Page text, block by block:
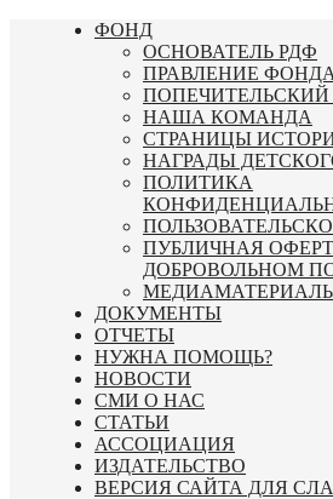
Перейти
ФОНД
ОСНОВАТЕЛЬ РДФ
ПРАВЛЕНИЕ ФОНДА
ПОПЕЧИТЕЛЬСКИЙ
НАША КОМАНДА
СТРАНИЦЫ
НАГРАДЫ
ПОЛИТИКА
ПУБЛИЧНАЯ
ДОБРОВОЛЬНОМ
ДОКУМЕНТЫ
ОТЧЕТЫ
НУЖНА ПОМОЩЬ?
НОВОСТИ
СМИ О НАС
СТАТЬИ
АССОЦИАЦИЯ
ИЗДАТЕЛЬСТВО
ВЕРСИЯ САЙТА ДЛЯ